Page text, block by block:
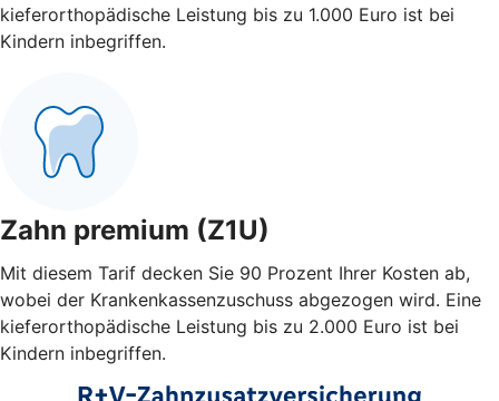
kieferorthopädische Leistung bis zu 1.000 Euro ist bei
Kindern inbegriffen.
Zahn premium (Z1U)
Mit diesem Tarif decken Sie 90 Prozent Ihrer Kosten ab,
wobei der Krankenkassenzuschuss abgezogen wird. Eine
kieferorthopädische Leistung bis zu 2.000 Euro ist bei
Kindern inbegriffen.